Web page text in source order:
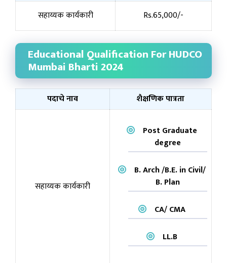
सहाय्यक कार्यकारी
Rs.65,000/-
Educational Qualification For HUDCO
Mumbai Bharti 2024
पदाचे नाव शैक्षणिक पात्रता
सहाय्यक कार्यकारी
Post Graduate
degree
B. Arch /B.E. in Civil/
B. Plan
CA/ CMA
LL.B